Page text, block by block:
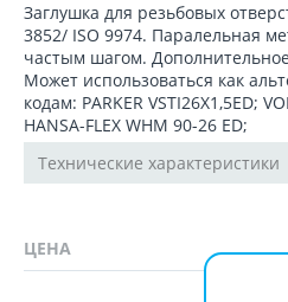
Заглушка для резьбовых
3852/ ISO 9974. Паралельная
частым шагом.
Может использоваться как
кодам: PARKER VSTI26X1,5ED;
HANSA-FLEX WHM 90-26 ED;
Технические характеристики
ЦЕНА